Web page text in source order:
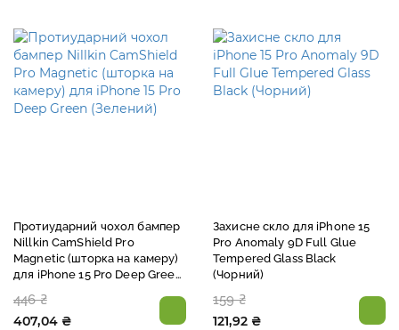
Протиударний чохол бампер
Nillkin CamShield Pro
Magnetic (шторка на камеру)
для iPhone 15 Pro Deep Green
446 ₴
407,04 ₴
Захисне скло для iPhone 15
Pro Anomaly 9D Full Glue
Tempered Glass Black
(Чорний)
159 ₴
121,92 ₴